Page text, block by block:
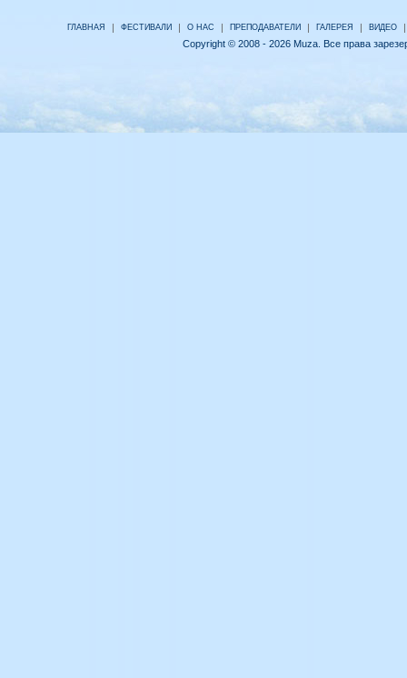
ГЛАВНАЯ | ФЕСТИВАЛИ | О НАС | ПРЕПОДАВАТЕЛИ | ГАЛЕРЕЯ | ВИДЕО
|
Copyright © 2008 - 2026 Muza. Все права